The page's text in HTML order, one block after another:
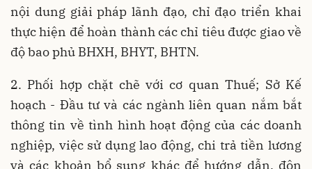
nội dung giải pháp lãnh đạo, chỉ đạo triển khai
thực hiện để hoàn thành các chỉ tiêu được giao về
độ bao phủ BHXH, BHYT, BHTN.
2. Phối hợp chặt chẽ với cơ quan Thuế; Sở Kế
hoạch - Đầu tư và các ngành liên quan nắm bắt
thông tin về tình hình hoạt động của các doanh
nghiệp, việc sử dụng lao động, chi trả tiền lương
và các khoản bổ sung khác để hướng dẫn, đôn